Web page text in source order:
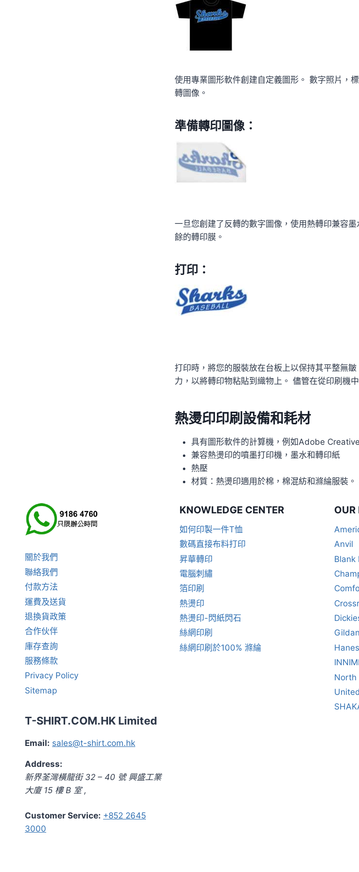
使用專業圖形軟件創建自定義圖形。 數字照片，
轉圖像。
準備轉印圖像：
一旦您創建了反轉的數字圖像，使用熱轉印兼容
餘的轉印膜。
打印：
打印時，將您的服裝放在台板上以保持其平整無
力，以將轉印物粘貼到織物上。 儘管在從印刷機
熱燙印印刷設備和耗材
具有圖形軟件的計算機，例如Adobe
兼容熱燙印的噴墨打印機，墨水和轉印紙
熱壓
材質：熱燙印適用於棉，棉混紡和滌綸服裝
關於我們
聯絡我們
付款方法
運費及送貨
退換貨政策
合作伙伴
庫存查詢
服務條款
Privacy Policy
Sitemap
T-SHIRT.COM.HK Limited
Email: sales@t-shirt.com.hk
Address:
新界荃灣橫龍街 32 – 40 號 興盛工業
大廈 15 樓 B 室,
Customer Service: +852 2645
3000
KNOWLEDGE CENTER
如何印製一件T恤
數碼直接布料打印
昇華轉印
電腦刺繡
箔印刷
熱燙印
熱燙印-閃紙閃石
絲網印刷
絲網印刷於100% 滌綸
OUR
Anvil
Blank
Gildan
Hanes
North